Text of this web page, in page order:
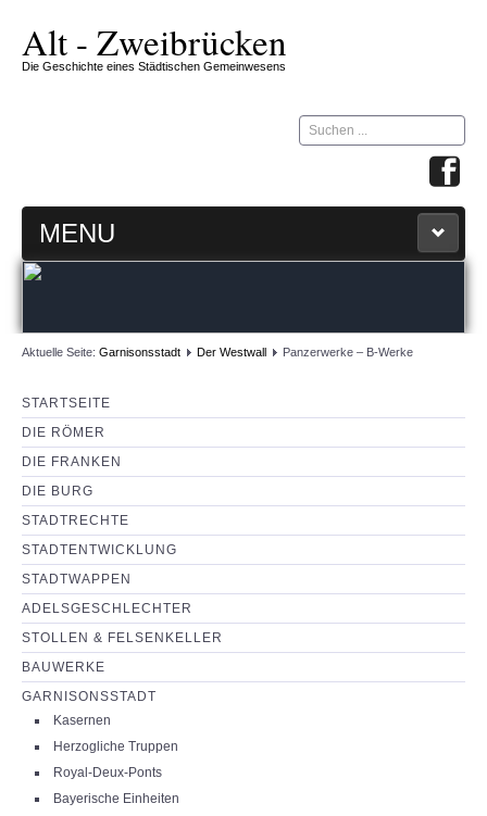
Alt - Zweibrücken
Die Geschichte eines Städtischen Gemeinwesens
Suchen
...
MENU
ZW-ZIRKEL
360 GRAD MAP
IMPRESSUM & KONTAKT
NEUIGKEITEN
PARTNERSEITEN
Aktuelle Seite: Garnisonsstadt Der Westwall Panzerwerke – B-Werke
STARTSEITE
DIE RÖMER
DIE FRANKEN
DIE BURG
STADTRECHTE
STADTENTWICKLUNG
STADTWAPPEN
ADELSGESCHLECHTER
STOLLEN & FELSENKELLER
BAUWERKE
GARNISONSSTADT
Kasernen
Herzogliche Truppen
Royal-Deux-Ponts
Bayerische Einheiten